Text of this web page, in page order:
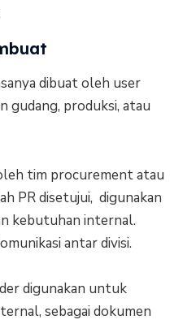
dibuat oleh user
gudang, produksi, atau
tim procurement atau
PR disetujui, digunakan
kebutuhan internal.
antar divisi.
digunakan untuk
sebagai dokumen